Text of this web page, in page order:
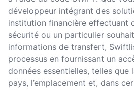
développeur intégrant des
institution financière effectuant
sécurité ou un particulier
informations de transfert,
processus en fournissant un
données essentielles, telles que
pays, l’emplacement et, dans